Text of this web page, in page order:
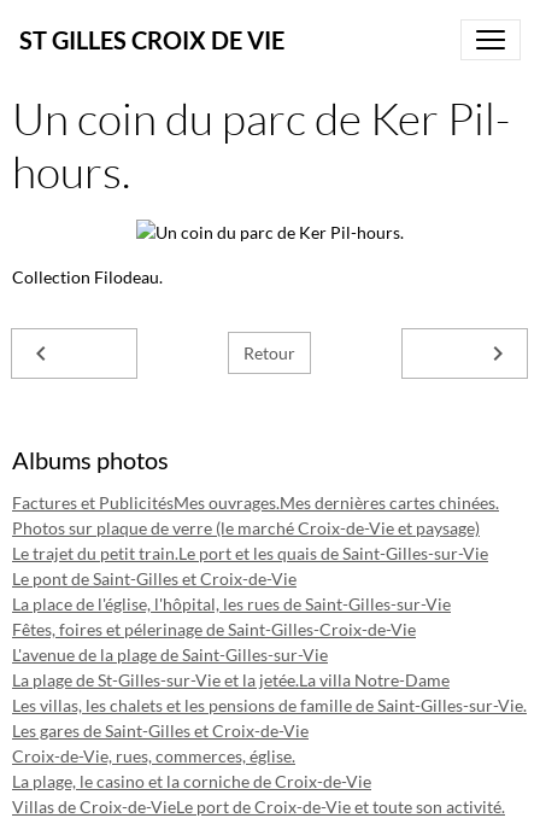
ST GILLES CROIX DE VIE
Un coin du parc de Ker Pil-
hours.
Collection Filodeau.
Retour
Albums photos
Factures et PublicitésMes ouvrages.Mes dernières cartes chinées.
Photos sur plaque de verre (le marché Croix-de-Vie et paysage)
Le trajet du petit train.Le port et les quais de Saint-Gilles-sur-Vie
Le pont de Saint-Gilles et Croix-de-Vie
La place de l'église, l'hôpital, les rues de Saint-Gilles-sur-Vie
Fêtes, foires et pélerinage de Saint-Gilles-Croix-de-Vie
L'avenue de la plage de Saint-Gilles-sur-Vie
La plage de St-Gilles-sur-Vie et la jetée.La villa Notre-Dame
Les villas, les chalets et les pensions de famille de Saint-Gilles-sur-Vie.
Les gares de Saint-Gilles et Croix-de-Vie
Croix-de-Vie, rues, commerces, église.
La plage, le casino et la corniche de Croix-de-Vie
Villas de Croix-de-VieLe port de Croix-de-Vie et toute son activité.